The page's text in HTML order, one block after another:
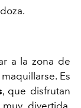
a la zona de
Es
, que disfrutan
divertida,